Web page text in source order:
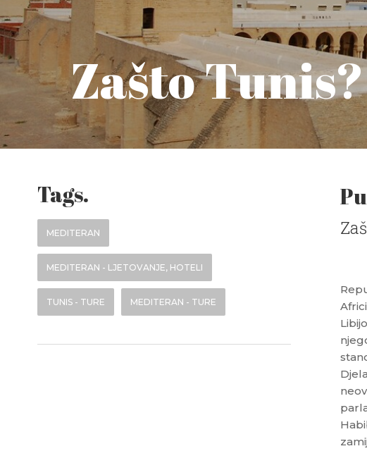
Zašto Tunis?
Tags.
MEDITERAN
MEDITERAN - LJETOVANJE, HOTELI
TUNIS - TURE MEDITERAN - TURE